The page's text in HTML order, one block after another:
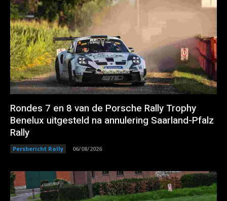
Rondes 7 en 8 van de Porsche Rally Trophy
Benelux uitgesteld na annulering Saarland-Pfalz
Rally
Persbericht Rally 06/08/2026